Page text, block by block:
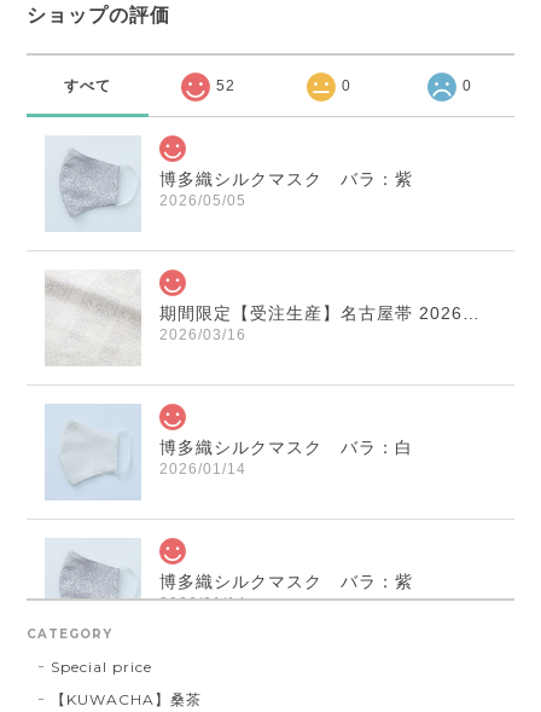
ショップの評価
すべて 52 0 0
博多織シルクマスク バラ：紫
2026/05/05
期間限定【受注生産】名古屋帯 2026年干支献上 「午」変わり献上 市松：白×薄鼠
2026/03/16
博多織シルクマスク バラ：白
2026/01/14
博多織シルクマスク バラ：紫
2026/01/14
CATEGORY
Special price
【KUWACHA】桑茶